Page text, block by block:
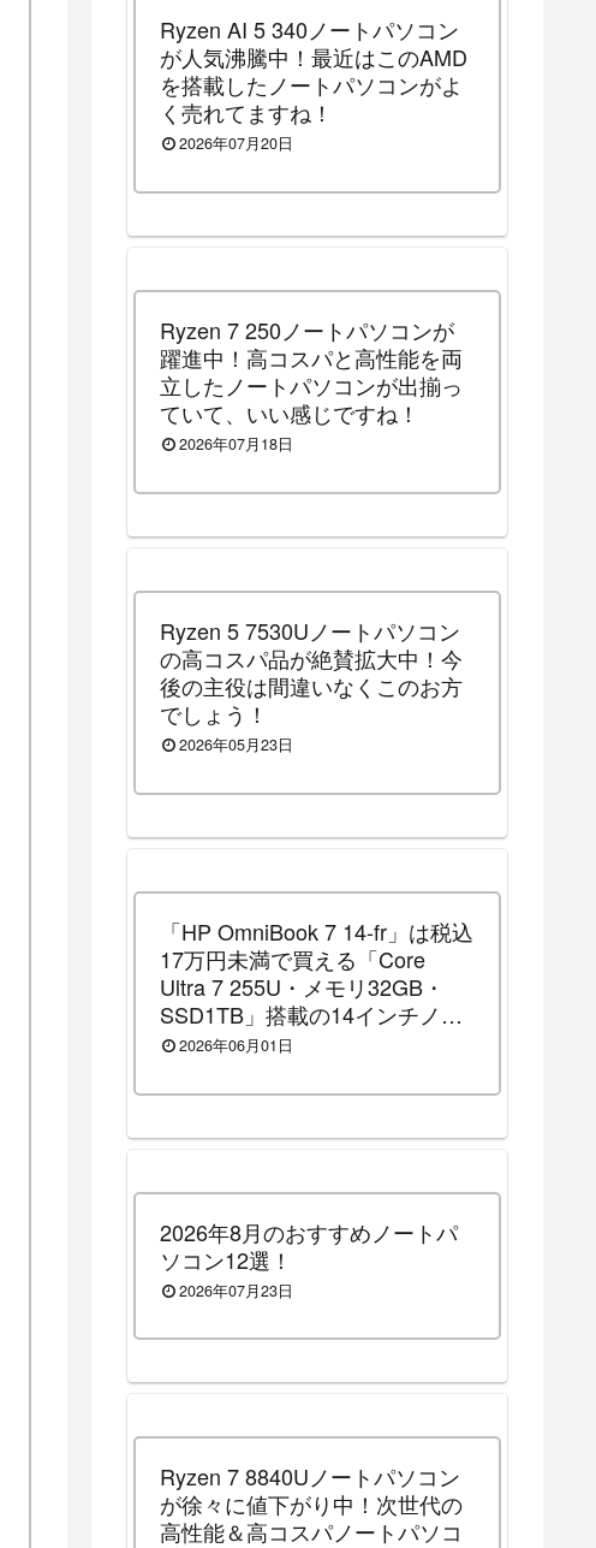
Ryzen AI 5 340ノートパソコン
が人気沸騰中！最近はこのAMD
を搭載したノートパソコンがよ
く売れてますね！
2026年07月20日
Ryzen 7 250ノートパソコンが
躍進中！高コスパと高性能を両
立したノートパソコンが出揃っ
ていて、いい感じですね！
2026年07月18日
Ryzen 5 7530Uノートパソコン
の高コスパ品が絶賛拡大中！今
後の主役は間違いなくこのお方
でしょう！
2026年05月23日
「HP OmniBook 7 14-fr」は税込
17万円未満で買える「Core
Ultra 7 255U・メモリ32GB・
SSD1TB」搭載の14インチノー
トパソコンです！（2026年8月3
中）
2026年06月01日
2026年8月のおすすめノートパ
ソコン12選！
2026年07月23日
Ryzen 7 8840Uノートパソコン
が徐々に値下がり中！次世代の
高性能＆高コスパノートパソコ